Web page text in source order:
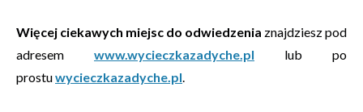
Więcej ciekawych miejsc do odwiedzenia znajdziesz pod
adresem www.wycieczkazadyche.pl lub po
prostuwycieczkazadyche.pl.